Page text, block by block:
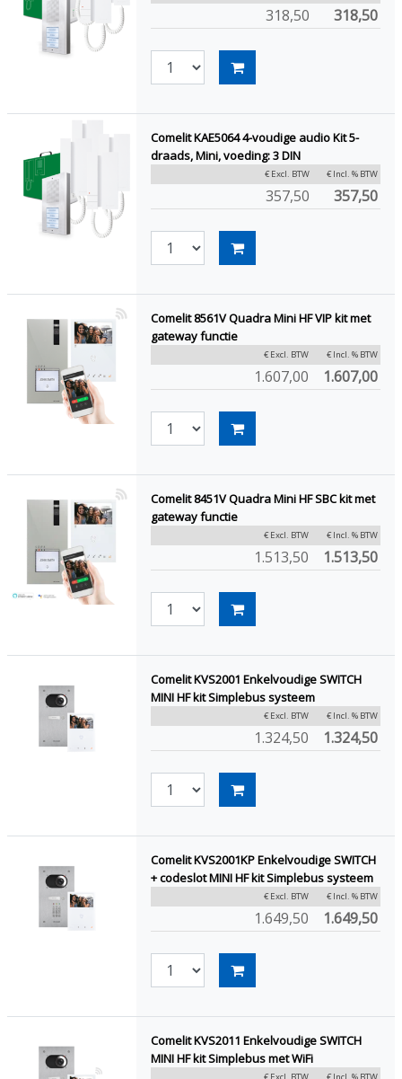
318,50 318,50
Comelit KAE5064 4-voudige audio Kit 5-
draads, Mini, voeding: 3 DIN
€ Excl. BTW € Incl. % BTW
357,50 357,50
Comelit 8561V Quadra Mini HF VIP kit met
gateway functie
€ Excl. BTW € Incl. % BTW
1.607,00 1.607,00
Comelit 8451V Quadra Mini HF SBC kit met
gateway functie
€ Excl. BTW € Incl. % BTW
1.513,50 1.513,50
Comelit KVS2001 Enkelvoudige SWITCH
MINI HF kit Simplebus systeem
€ Excl. BTW € Incl. % BTW
1.324,50 1.324,50
Comelit KVS2001KP Enkelvoudige SWITCH
+ codeslot MINI HF kit Simplebus systeem
€ Excl. BTW € Incl. % BTW
1.649,50 1.649,50
Comelit KVS2011 Enkelvoudige SWITCH
MINI HF kit Simplebus met WiFi
€ Excl. BTW € Incl. % BTW